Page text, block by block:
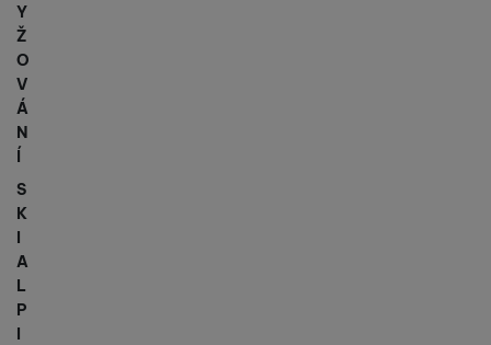
Y
Ž
O
V
Á
N
Í
S
K
I
A
L
P
I